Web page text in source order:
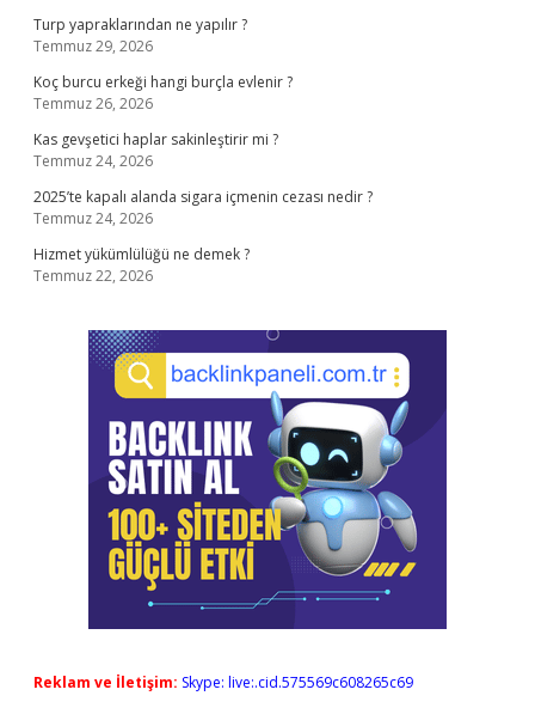
Turp yapraklarından ne yapılır ?
Temmuz 29, 2026
Koç burcu erkeği hangi burçla evlenir ?
Temmuz 26, 2026
Kas gevşetici haplar sakinleştirir mi ?
Temmuz 24, 2026
2025’te kapalı alanda sigara içmenin cezası nedir ?
Temmuz 24, 2026
Hizmet yükümlülüğü ne demek ?
Temmuz 22, 2026
Reklam ve İletişim: Skype: live:.cid.575569c608265c69